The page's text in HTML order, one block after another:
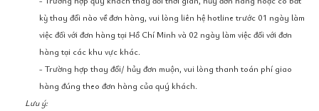
kỳ thay đổi nào về đơn hàng, vui lòng liên hệ hotline trước 01 ngày làm
việc đối với đơn hàng tại Hồ Chí Minh và 02 ngày làm việc đối với đơn
hàng tại các khu vực khác.
- Trường hợp thay đổi/ hủy đơn muộn, vui lòng thanh toán phí giao
hàng đúng theo đơn hàng của quý khách.
Lưu ý: